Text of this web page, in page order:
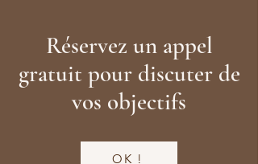
Réservez un appel
gratuit pour discuter de
vos objectifs
OK !